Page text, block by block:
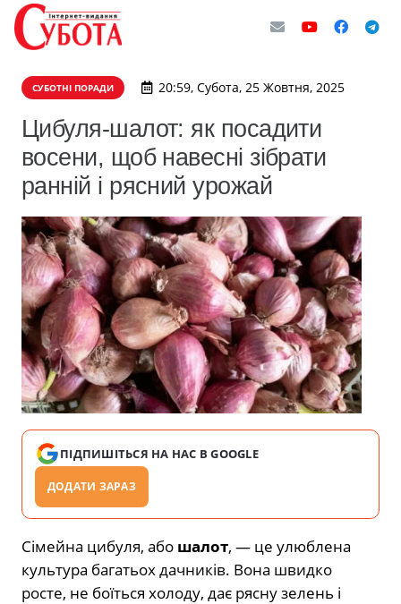
СУБОТНІ ПОРАДИ 20:59, Субота, 25 Жовтня, 2025
Цибуля-шалот: як посадити
восени, щоб навесні зібрати
ранній і рясний урожай
ПІДПИШІТЬСЯ НА НАС В GOOGLE
ДОДАТИ ЗАРАЗ
Сімейна цибуля, або шалот, — це улюблена
культура багатьох дачників. Вона швидко
росте, не боїться холоду, дає рясну зелень і